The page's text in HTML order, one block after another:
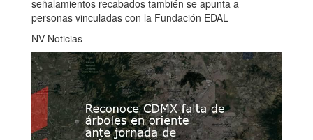
señalamientos recabados también se apunta a
personas vinculadas con la Fundación EDAL
NV Noticias